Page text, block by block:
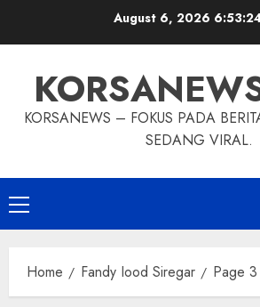
August 6, 2026
KORSANEWS – FOKUS PADA
SEDANG VIRAL.
Primary
Menu
Home Fandy Iood Siregar Page 3